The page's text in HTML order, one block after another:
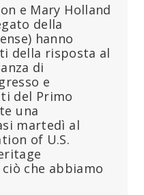
e Mary Holland
della
hanno
della risposta al
di
e
del Primo
una
martedì al
of U.S.
che abbiamo